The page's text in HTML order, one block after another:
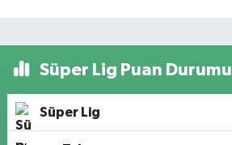
Süper Lig Puan Durumu
Süper Lig